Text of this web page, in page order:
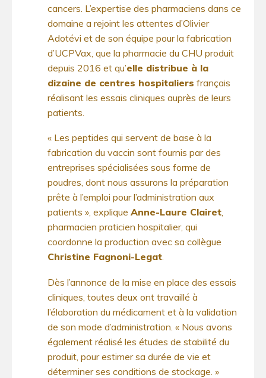
cancers. L’expertise des pharmaciens dans ce
domaine a rejoint les attentes d’Olivier
Adotévi et de son équipe pour la fabrication
d’UCPVax, que la pharmacie du CHU produit
depuis 2016 et qu’elle distribue à la
dizaine de centres hospitaliers français
réalisant les essais cliniques auprès de leurs
patients.
« Les peptides qui servent de base à la
fabrication du vaccin sont fournis par des
entreprises spécialisées sous forme de
poudres, dont nous assurons la préparation
prête à l’emploi pour l’administration aux
patients », explique Anne-Laure Clairet,
pharmacien praticien hospitalier, qui
coordonne la production avec sa collègue
Christine Fagnoni-Legat.
Dès l’annonce de la mise en place des essais
cliniques, toutes deux ont travaillé à
l’élaboration du médicament et à la validation
de son mode d’administration. « Nous avons
également réalisé les études de stabilité du
produit, pour estimer sa durée de vie et
déterminer ses conditions de stockage. »